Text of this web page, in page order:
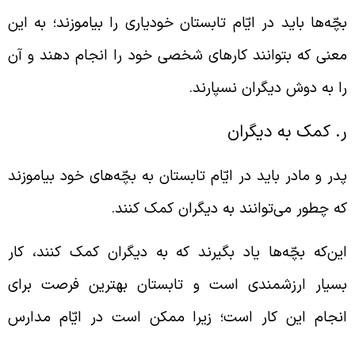
باید در ایّام تابستان خودیاری را بیاموزند؛ به این
که بتوانند کارهای شخصی خود را انجام دهند و آن
به دوش دیگران نسپارند.
کمک به دیگران
و مادر باید در ایّام تابستان به بچّه‌های خود بیاموزند
چطور می‌توانند به دیگران کمک کنند.
بچّه‌ها یاد بگیرند که به دیگران کمک کنند، کار
ارزشمندی است و تابستان بهترین فرصت برای
این کار است؛ زیرا ممکن است در ایّام مدارس